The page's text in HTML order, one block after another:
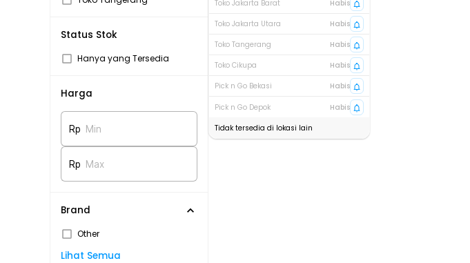
Status Stok
Hanya yang Tersedia
Harga
Rp Min
Rp Max
Brand
Other
Lihat Semua
Toko Jakarta Barat
Habis
Toko Jakarta Utara
Habis
Toko Tangerang
Habis
Toko Cikupa
Habis
Pick n Go Bekasi
Habis
Pick n Go Depok
Habis
Tidak tersedia di lokasi lain